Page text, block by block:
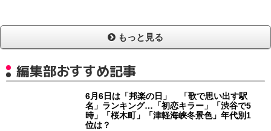
もっと見る
編集部おすすめ記事
6月6日は「邦楽の日」 「歌で思い出す駅
名」ランキング…「初恋キラー」「渋谷で5
時」「桜木町」「津軽海峡冬景色」年代別1
位は？